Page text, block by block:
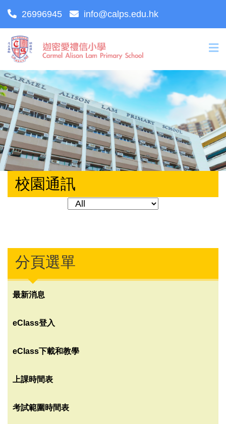
26996945 info@calps.edu.hk
校園通訊
分頁選單
最新消息
eClass登入
eClass下載和教學
上課時間表
考試範圍時間表